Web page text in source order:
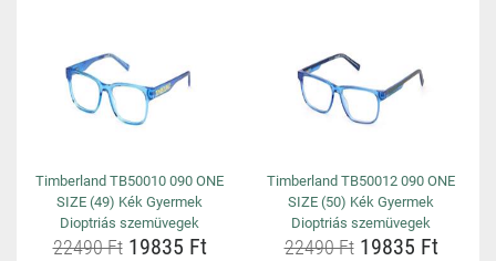
Timberland TB50010 090 ONE
SIZE (49) Kék Gyermek
Dioptriás szemüvegek
22490 Ft19835 Ft
Timberland TB50012 090 ONE
SIZE (50) Kék Gyermek
Dioptriás szemüvegek
22490 Ft19835 Ft